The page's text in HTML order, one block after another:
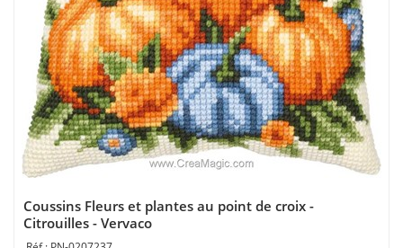
Coussins Fleurs et plantes au point de croix -
Citrouilles - Vervaco